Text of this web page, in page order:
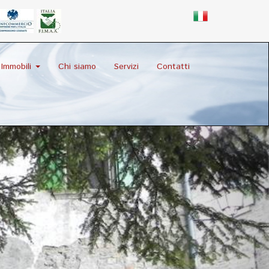
Immobili Chi siamo Servizi Contatti